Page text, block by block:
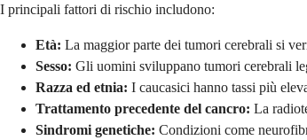
I principali fattori di rischio includono:
Età: La maggior parte dei tumori cerebrali si
Sesso: Gli uomini sviluppano tumori cerebrali
Razza ed etnia: I caucasici hanno tassi più
Trattamento precedente del cancro: La
Sindromi genetiche: Condizioni come